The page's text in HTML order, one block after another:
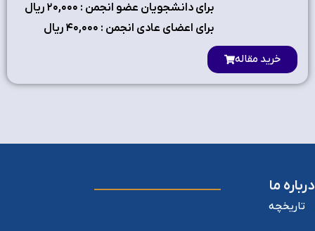
برای دانشجویان عضو انجمن : ۲٠,٠٠٠ ریال
برای اعضای عادی انجمن : ۴٠,٠٠٠ ریال
خرید مقاله
درباره ما
تاریخچه